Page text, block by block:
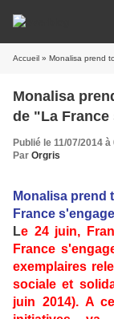
Accueil » Monalisa prend
Monalisa
de "La France
Publié le 11/07/2014 à
Par Orgris
Monalisa prend
France
Le 24 juin,
France
exemplaires
sociale et
juin 2014). A